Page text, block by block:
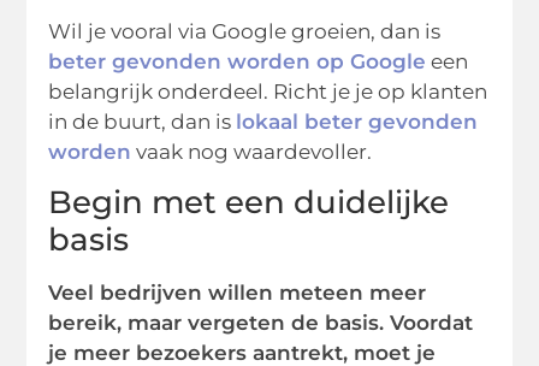
Wil je vooral via Google groeien, dan is
beter gevonden worden op Google een
belangrijk onderdeel. Richt je je op klanten
in de buurt, dan is lokaal beter gevonden
worden vaak nog waardevoller.
Begin met een duidelijke
basis
Veel bedrijven willen meteen meer
bereik, maar vergeten de basis. Voordat
je meer bezoekers aantrekt, moet je